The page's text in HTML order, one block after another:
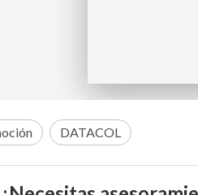
DATACOL